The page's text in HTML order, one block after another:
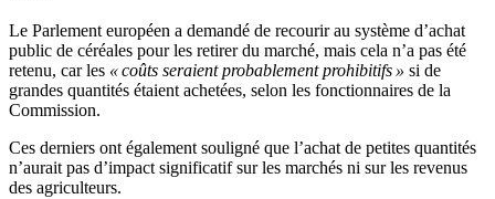
Le Parlement européen a demandé de recourir au système d’achat
public de céréales pour les retirer du marché, mais cela n’a pas été
retenu, car les « coûts seraient probablement prohibitifs » si de
grandes quantités étaient achetées, selon les fonctionnaires de la
Commission.
Ces derniers ont également souligné que l’achat de petites quantités
n’aurait pas d’impact significatif sur les marchés ni sur les revenus
des agriculteurs.